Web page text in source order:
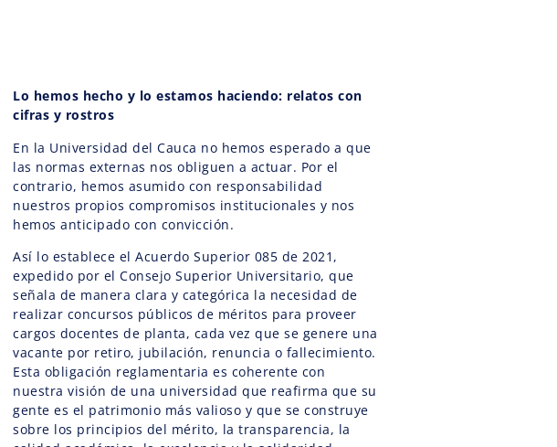
Lo hemos hecho y lo estamos haciendo: relatos con
cifras y rostros
En la Universidad del Cauca no hemos esperado a que
las normas externas nos obliguen a actuar. Por el
contrario, hemos asumido con responsabilidad
nuestros propios compromisos institucionales y nos
hemos anticipado con convicción.
Así lo establece el Acuerdo Superior 085 de 2021,
expedido por el Consejo Superior Universitario, que
señala de manera clara y categórica la necesidad de
realizar concursos públicos de méritos para proveer
cargos docentes de planta, cada vez que se genere una
vacante por retiro, jubilación, renuncia o fallecimiento.
Esta obligación reglamentaria es coherente con
nuestra visión de una universidad que reafirma que su
gente es el patrimonio más valioso y que se construye
sobre los principios del mérito, la transparencia, la